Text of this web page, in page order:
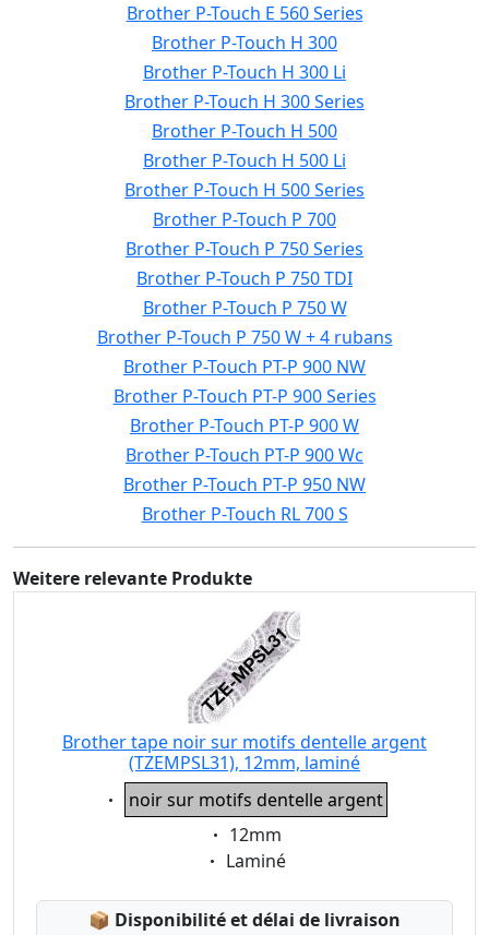
Brother P-Touch E 560 Series
Brother P-Touch H 300
Brother P-Touch H 300 Li
Brother P-Touch H 300 Series
Brother P-Touch H 500
Brother P-Touch H 500 Li
Brother P-Touch H 500 Series
Brother P-Touch P 700
Brother P-Touch P 750 Series
Brother P-Touch P 750 TDI
Brother P-Touch P 750 W
Brother P-Touch P 750 W + 4 rubans
Brother P-Touch PT-P 900 NW
Brother P-Touch PT-P 900 Series
Brother P-Touch PT-P 900 W
Brother P-Touch PT-P 900 Wc
Brother P-Touch PT-P 950 NW
Brother P-Touch RL 700 S
Weitere relevante Produkte
Brother tape noir sur motifs dentelle argent
(TZEMPSL31), 12mm, laminé
Eigenschaft:
noir sur motifs dentelle argent
Eigenschaft:
12mm
Eigenschaft:
Laminé
📦 Lagerstatus:
Disponibilité et délai de livraison